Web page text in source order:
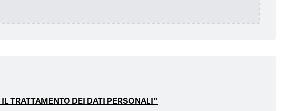
TRATTAMENTO DEI DATI PERSONALI"